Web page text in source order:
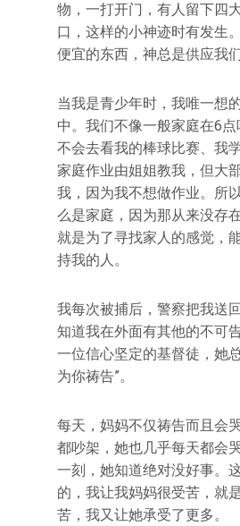
物，一打开门，有人留下四
口，这样的小神迹时有发生
便宜的东西，神总是供应我
当我是青少年时，我唯一想
中。我们不像一般家庭在6
不会去看我的棒球比赛、我
家庭作业由姐姐教我，但大
我，因为我不想做作业。所
么是家庭，因为那从来没存
就是为了寻找家人的感觉，
持我的人。
我每次被捕后，警察把我送
知道我在外面有其他的不可
一位信心坚定的基督徒，她
为你祷告”。
每天，妈妈不仅祷告而且会
都吵架，她也几乎每天都会
一刻，她知道绝对没好事。
的，我让我妈妈很受苦，就
苦，我又让她承受了更多。